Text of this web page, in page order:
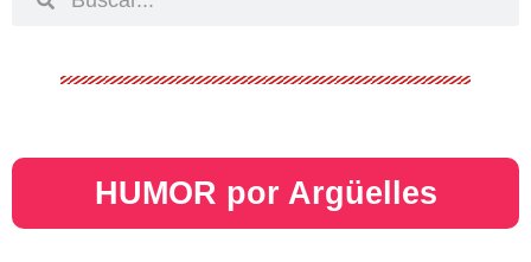
HUMOR por Argüelles​